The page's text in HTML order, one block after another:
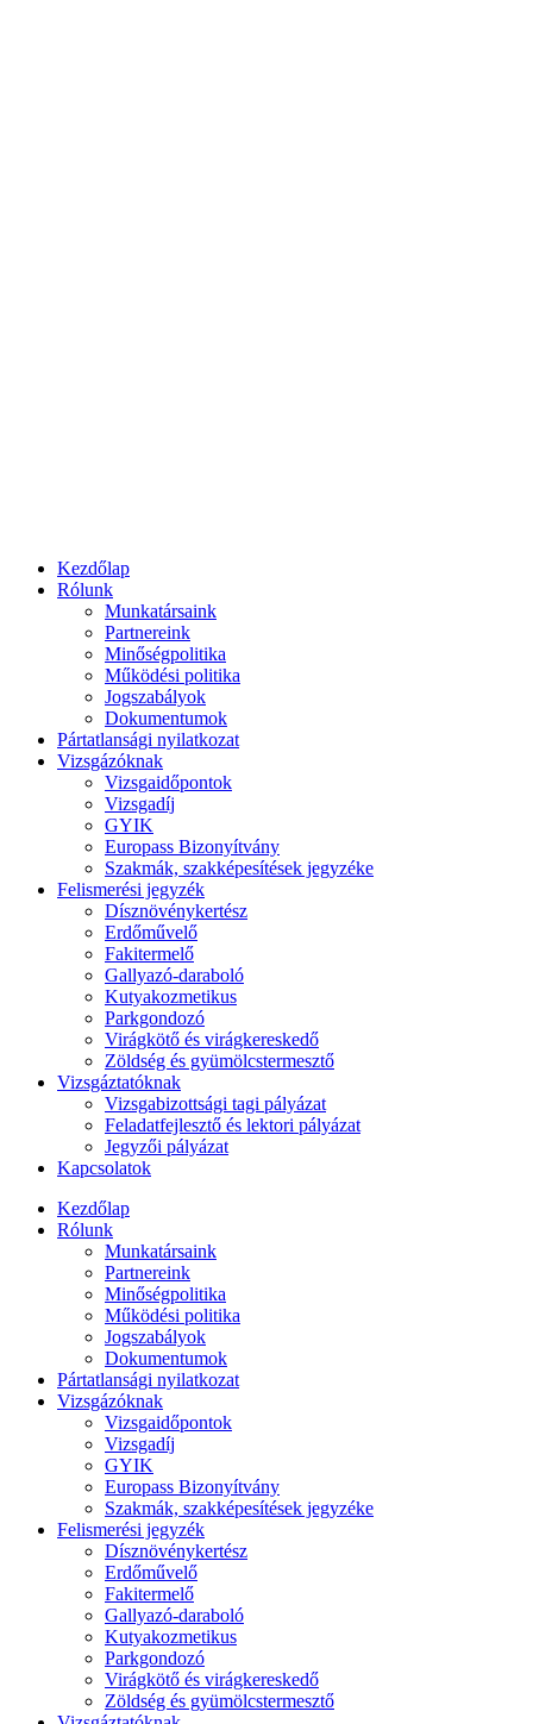
Kezdőlap
Rólunk
Munkatársaink
Partnereink
Minőségpolitika
Működési politika
Jogszabályok
Dokumentumok
Pártatlansági nyilatkozat
Vizsgázóknak
Vizsgaidőpontok
Vizsgadíj
GYIK
Europass Bizonyítvány
Szakmák, szakképesítések jegyzéke
Felismerési jegyzék
Dísznövénykertész
Erdőművelő
Fakitermelő
Gallyazó-daraboló
Kutyakozmetikus
Parkgondozó
Virágkötő és virágkereskedő
Zöldség és gyümölcstermesztő
Vizsgáztatóknak
Vizsgabizottsági tagi pályázat
Feladatfejlesztő és lektori pályázat
Jegyzői pályázat
Kapcsolatok
Kezdőlap
Rólunk
Munkatársaink
Partnereink
Minőségpolitika
Működési politika
Jogszabályok
Dokumentumok
Pártatlansági nyilatkozat
Vizsgázóknak
Vizsgaidőpontok
Vizsgadíj
GYIK
Europass Bizonyítvány
Szakmák, szakképesítések jegyzéke
Felismerési jegyzék
Dísznövénykertész
Erdőművelő
Fakitermelő
Gallyazó-daraboló
Kutyakozmetikus
Parkgondozó
Virágkötő és virágkereskedő
Zöldség és gyümölcstermesztő